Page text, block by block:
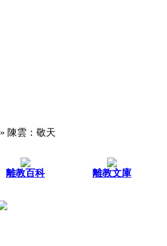
» 陳雲：敬天
離教百科 離教文庫